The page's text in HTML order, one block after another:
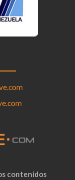
contenidos